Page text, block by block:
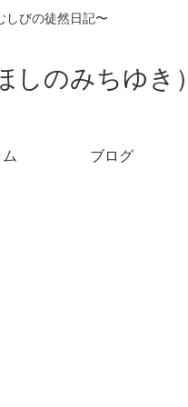
しびの徒然日記〜
しのみちゆき）
ブログ